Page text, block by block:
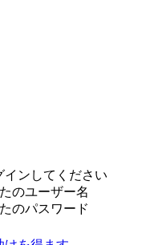
ンしてください
のユーザー名
のパスワード